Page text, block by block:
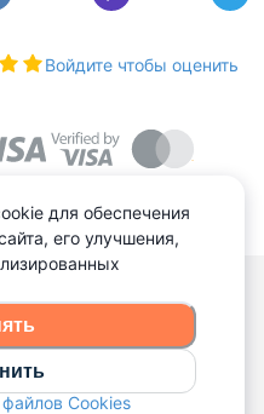
Войдите чтобы оценить
материалов допускается
для обеспечения
его улучшения,
Cookies